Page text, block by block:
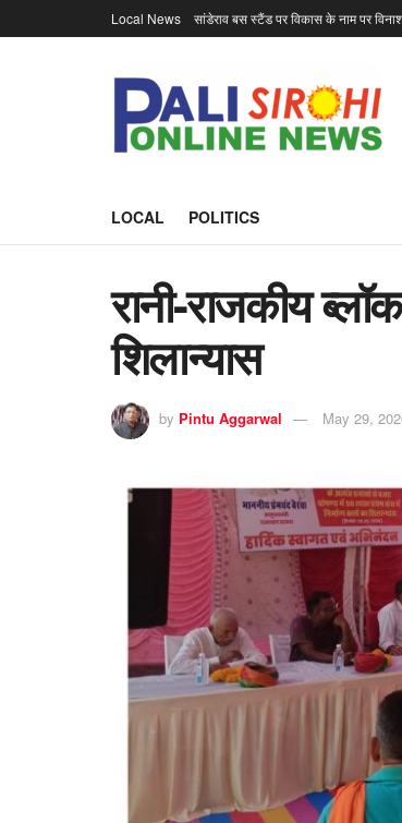
Local News सांडेराव बस स्टैंड पर विकास के नाम पर
LOCAL POLITICS
रानी-राजकीय
शिलान्यास
by Pintu Aggarwal May 29,